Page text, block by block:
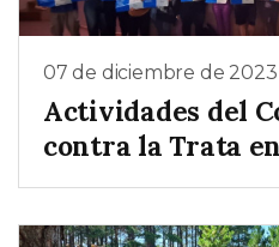
07 de diciembre de 2023
Actividades del
contra la Trata